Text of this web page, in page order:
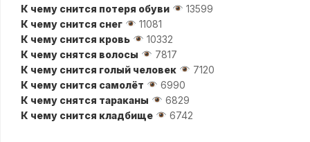
К чему снится потеря обуви
13599
К чему снится снег
11081
К чему снится кровь
10332
К чему снятся волосы
7817
К чему снится голый человек
7120
К чему снится самолёт
6990
К чему снятся тараканы
6829
К чему снится кладбище
6742